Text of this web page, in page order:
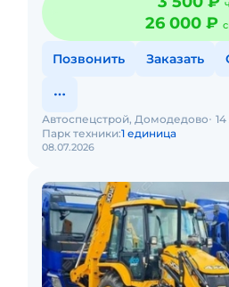
траншей. Уборка
26 000 ₽
Позвонить Заказать
08.07.2026
Автоспецстрой, Домодедово
Парк техники:1 единица